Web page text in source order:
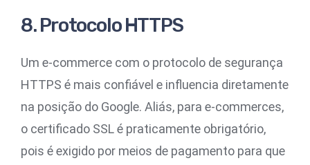
8. Protocolo HTTPS
Um e-commerce com o protocolo de segurança
HTTPS é mais confiável e influencia diretamente
na posição do Google. Aliás, para e-commerces,
o certificado SSL é praticamente obrigatório,
pois é exigido por meios de pagamento para que